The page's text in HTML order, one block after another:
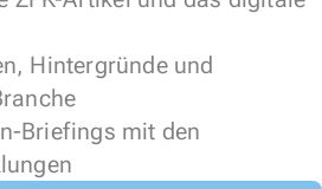
Hintergründe und
Briefings mit den